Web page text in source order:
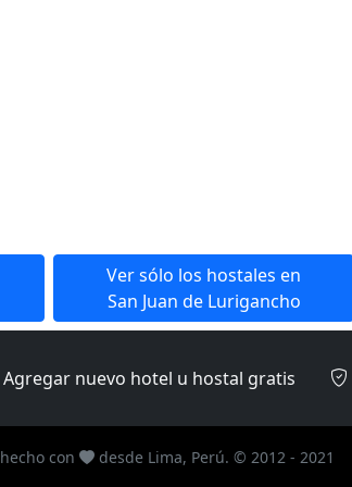
Ver sólo los hostales en
San Juan de Lurigancho
Agregar nuevo hotel u hostal gratis
hecho con desde Lima, Perú. © 2012 - 2021